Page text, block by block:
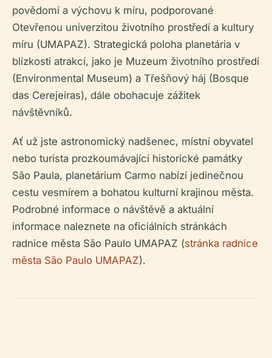
povědomí a výchovu k míru, podporované
Otevřenou univerzitou životního prostředí a kultury
míru (UMAPAZ). Strategická poloha planetária v
blízkosti atrakcí, jako je Muzeum životního prostředí
(Environmental Museum) a Třešňový háj (Bosque
das Cerejeiras), dále obohacuje zážitek
návštěvníků.
Ať už jste astronomický nadšenec, místní obyvatel
nebo turista prozkoumávající historické památky
São Paula, planetárium Carmo nabízí jedinečnou
cestu vesmírem a bohatou kulturní krajinou města.
Podrobné informace o návštěvě a aktuální
informace naleznete na oficiálních stránkách
radnice města São Paulo UMAPAZ (stránka radnice
města São Paulo UMAPAZ).